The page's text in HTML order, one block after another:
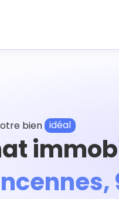
bien idéal